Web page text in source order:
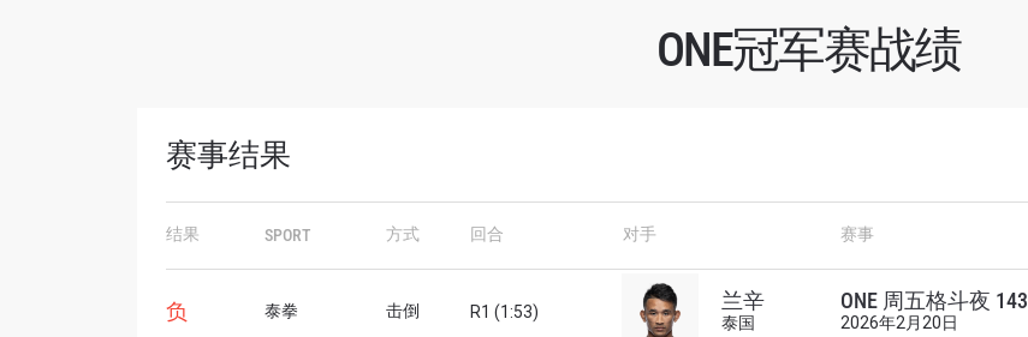
ONE冠军赛战绩
赛事结果
结果 SPORT 方式 回合 对手 赛事
负 泰拳 击倒 R1 (1:53) 兰辛
泰国
ONE 周五格斗夜 143
2026年2月20日
对手
浏览了解更多
福利以及优先机遇获得直播场次的最佳座位！
邮箱